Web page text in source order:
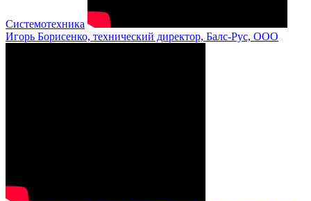
Системотехника
Игорь Борисенко, технический директор, Балс-Рус, ООО